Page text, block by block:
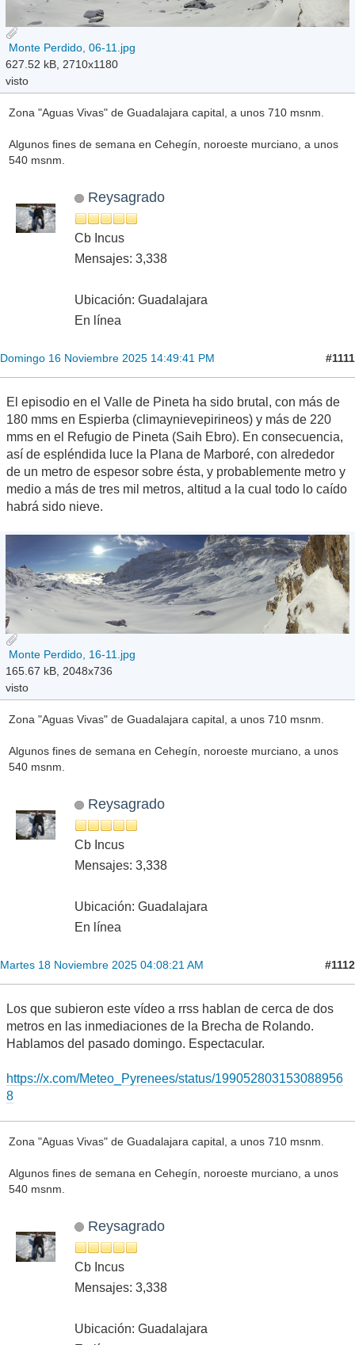
Monte Perdido, 06-11.jpg
627.52 kB, 2710x1180
visto
Zona "Aguas Vivas" de Guadalajara capital, a unos 710 msnm.
Algunos fines de semana en Cehegín, noroeste murciano, a unos
540 msnm.
Reysagrado
Cb Incus
Mensajes: 3,338
Ubicación: Guadalajara
En línea
Domingo 16 Noviembre 2025 14:49:41 PM #1111
El episodio en el Valle de Pineta ha sido brutal, con más de
180 mms en Espierba (climaynievepirineos) y más de 220
mms en el Refugio de Pineta (Saih Ebro). En consecuencia,
así de espléndida luce la Plana de Marboré, con alrededor
de un metro de espesor sobre ésta, y probablemente metro y
medio a más de tres mil metros, altitud a la cual todo lo caído
habrá sido nieve.
Monte Perdido, 16-11.jpg
165.67 kB, 2048x736
visto
Zona "Aguas Vivas" de Guadalajara capital, a unos 710 msnm.
Algunos fines de semana en Cehegín, noroeste murciano, a unos
540 msnm.
Reysagrado
Cb Incus
Mensajes: 3,338
Ubicación: Guadalajara
En línea
Martes 18 Noviembre 2025 04:08:21 AM #1112
Los que subieron este vídeo a rrss hablan de cerca de dos
metros en las inmediaciones de la Brecha de Rolando.
Hablamos del pasado domingo. Espectacular.
https://x.com/Meteo_Pyrenees/status/199052803153088956
8
Zona "Aguas Vivas" de Guadalajara capital, a unos 710 msnm.
Algunos fines de semana en Cehegín, noroeste murciano, a unos
540 msnm.
Reysagrado
Cb Incus
Mensajes: 3,338
Ubicación: Guadalajara